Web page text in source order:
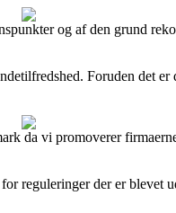
og af den grund
Foruden det
da vi promoverer
reguleringer der er blevet